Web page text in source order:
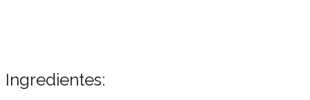
Ingredientes: